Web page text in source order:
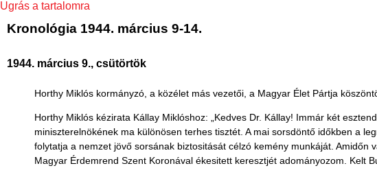
Ugrás a tartalomra
Kronológia 1944. március 9-14.
1944. március 9., csütörtök
Horthy Miklós kormányzó, a közélet más vezetői, a Magyar Élet Pártja
Horthy Miklós kézirata Kállay Miklóshoz: „Kedves Dr. Kállay! Immár két
miniszterelnökének ma különösen terhes tisztét. A mai sorsdöntő időkben a
folytatja a nemzet jövő sorsának biztositását célzó kemény munkáját.
Magyar Érdemrend Szent Koronával ékesitett keresztjét adományozom. Kelt